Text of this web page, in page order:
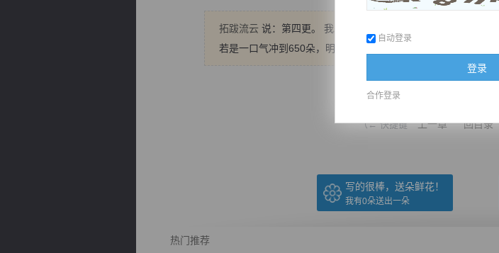
拓跋流云 说：第四更。 我发现大家这两天都没有投花，是因为
若是一口气冲到650朵，明天五更！
推荐在手机上阅
（← 快捷键 上一章 回目录
写的很棒，送朵鲜花！
我有0朵送出一朵
热门推荐
自动登录
登录
合作登录